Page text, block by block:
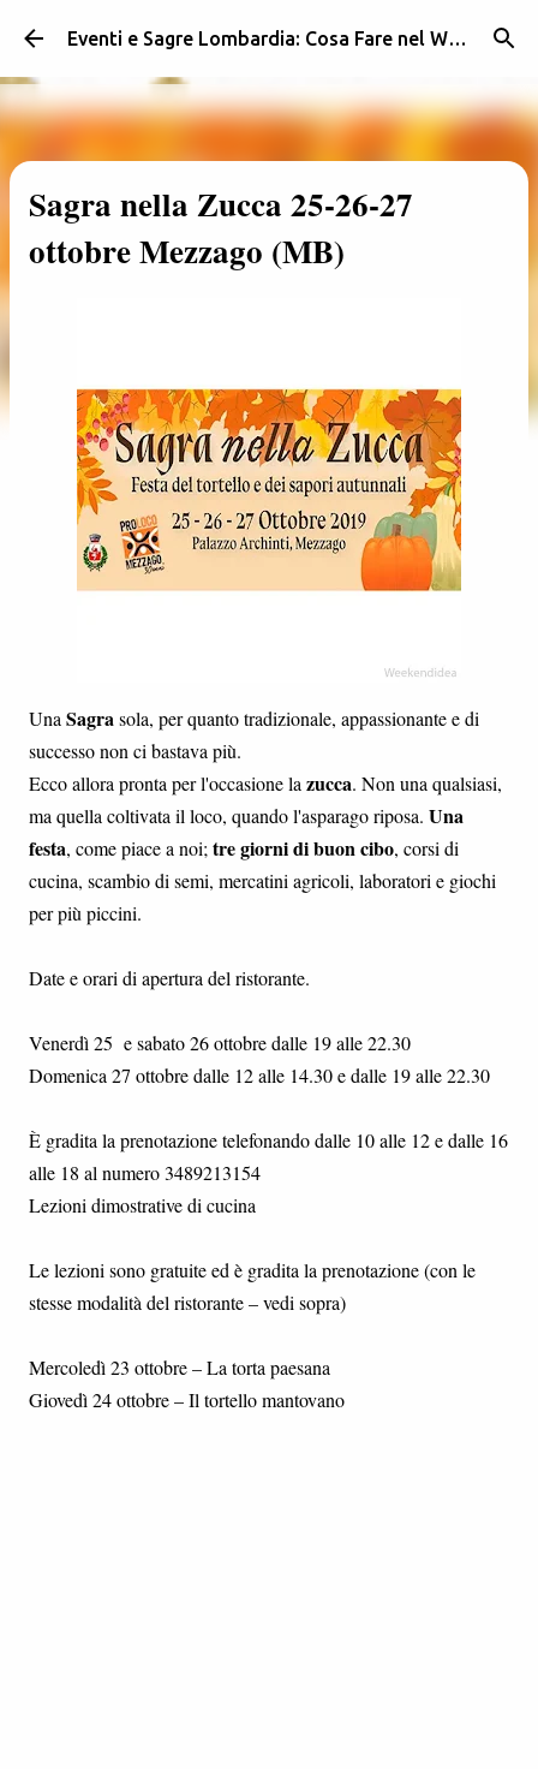
Passa ai contenuti principali Eventi e Sagre Lombardia: Cosa Fare nel Weekend | Weekendidea
Sagra nella Zucca 25-26-27
ottobre Mezzago (MB)
Una Sagrasola, per quanto tradizionale, appassionante e di
successo non ci bastava più.
Ecco allora pronta per l'occasione la zucca. Non una qualsiasi,
ma quella coltivata il loco, quando l'asparago riposa. Una
festa, come piace a noi; tre giorni di buon cibo, corsi di
cucina, scambio di semi, mercatini agricoli, laboratori e giochi
per più piccini.
Date e orari di apertura del ristorante.
Venerdì 25 e sabato 26 ottobre dalle 19 alle 22.30
Domenica 27 ottobre dalle 12 alle 14.30 e dalle 19 alle 22.30
È gradita la prenotazione telefonando dalle 10 alle 12 e dalle 16
alle 18 al numero 3489213154
Lezioni dimostrative di cucina
Le lezioni sono gratuite ed è gradita la prenotazione (con le
stesse modalità del ristorante – vedi sopra)
Mercoledì 23 ottobre – La torta paesana
Giovedì 24 ottobre – Il tortello mantovano